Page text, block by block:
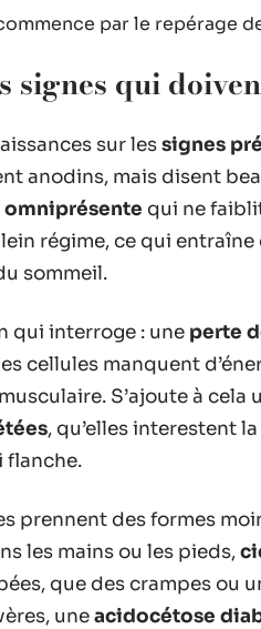
par le repérage
signes qui
sur lessignes
anodins, mais disent
qui ne
régime, ce qui
sommeil.
qui interroge : une perte
cellules manquent
S’ajoute à cela
, qu’elles interestent
flanche.
prennent des formes
les mains ou les pieds,
que des crampes ou
uneacidocétose